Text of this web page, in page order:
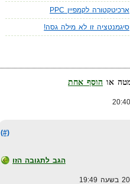
ארכיטקטורה לקמפיין PPC
סיגמנטציה זו לא מילה גסה!
הוסף אחת
(#)
הגב לתגובה הזו